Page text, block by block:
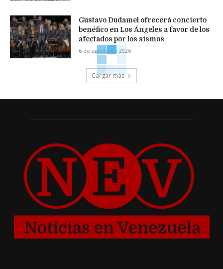
Gustavo Dudamel ofrecerá concierto
benéfico en Los Ángeles a favor de los
afectados por los sismos
6 de agosto de 2026
Cargar más